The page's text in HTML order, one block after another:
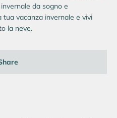
da sogno e
vacanza invernale e vivi
la neve.